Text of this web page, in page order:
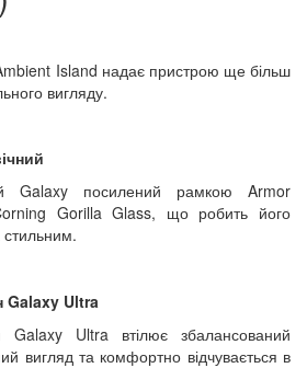
Island надає пристрою ще більш
вигляду.
Galaxy посилений рамкою Armor
Gorilla Glass, що робить його
Ultra
Ultra втілює збалансований
вигляд та комфортно відчувається в